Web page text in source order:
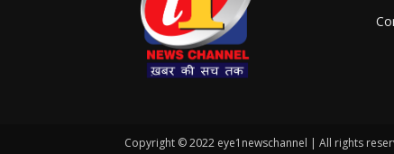
Copyright © 2022 eye1newschannel | All rights